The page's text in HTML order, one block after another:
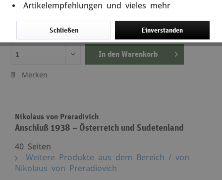
5,00 €
inkl. MwSt.zzgl. Versandkosten
Lieferzeit ca. 5 Tage
In den Warenkorb
Merken
Nikolaus von Preradivich
Anschluß 1938 – Österreich und Sudetenland
40 Seiten
Weitere Produkte aus dem Bereich / von
Nikolaus von Preradiovich
Artikelempfehlungen und vieles mehr
Einverstanden
Schließen